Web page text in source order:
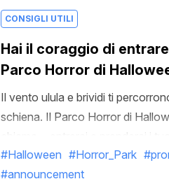
CONSIGLI UTILI
Hai il coraggio di
Parco Horror di
Il vento ulula e brividi ti
schiena. Il Parco Horror di
chiama… entrerai e prenderai i
#Halloween #Horror_Park
#announcement